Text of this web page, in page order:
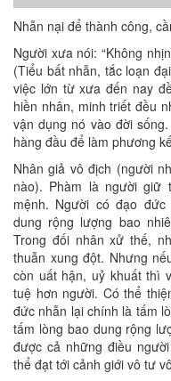
Nhẫn nại để thành công,
Người xưa nói: “Không
(Tiểu bất nhẫn, tắc loạn
việc lớn từ xưa đến nay
hiền nhân, minh triết đều
vận dụng nó vào đời
hàng đầu để làm phương
Nhân giả vô địch (người
nào). Phàm là người giữ
mệnh. Người có đạo
dung rộng lượng bao
Trong đối nhân xử thế,
thuẫn xung đột. Nhưng
còn uất hận, uỷ khuất thì
tuệ hơn người. Có thể
đức nhẫn lại chính là tấm
tấm lòng bao dung rộng
được cả những điều
thể đạt tới cảnh giới vô tư